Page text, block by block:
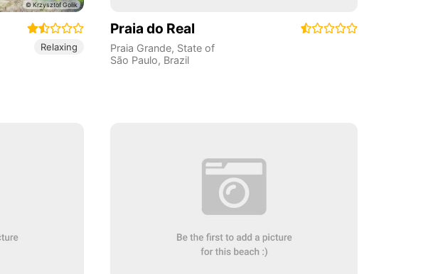
Relaxing
Praia do Real
Praia Grande, State of
São Paulo, Brazil